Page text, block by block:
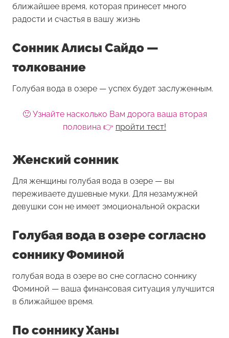
ближайшее время, которая принесет много
радости и счастья в вашу жизнь
Сонник Алисы Сайдо —
толкование
Голубая вода в озере — успех будет заслуженным.
🙂 Узнайте насколько Вам дорога ваша вторая
половина 👉 пройти тест!
Женский сонник
Для женщины голубая вода в озере — вы
переживаете душевные муки. Для незамужней
девушки сон не имеет эмоциональной окраски
Голубая вода в озере согласно
соннику Фоминой
голубая вода в озере во сне согласно соннику
Фоминой — ваша финансовая ситуация улучшится
в ближайшее время.
По соннику Ханы